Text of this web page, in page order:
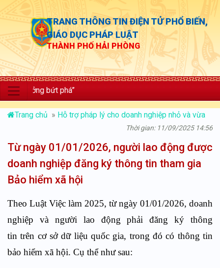
TRANG THÔNG TIN ĐIỆN TỬ PHỔ BIẾN,
GIÁO DỤC PHÁP LUẬT
THÀNH PHỐ HẢI PHÒNG
bứt phá”
Trang chủ » Hỗ trợ pháp lý cho doanh nghiệp nhỏ và vừa
Thời gian: 11/09/2025 14:56
Từ ngày 01/01/2026, người lao động được
doanh nghiệp đăng ký thông tin tham gia
Bảo hiểm xã hội
Theo Luật Việc làm 2025, từ ngày 01/01/2026, doanh
nghiệp và người lao động phải đăng ký thông
tin trên cơ sở dữ liệu quốc gia, trong đó có thông tin
bảo hiểm xã hội. Cụ thể như sau: